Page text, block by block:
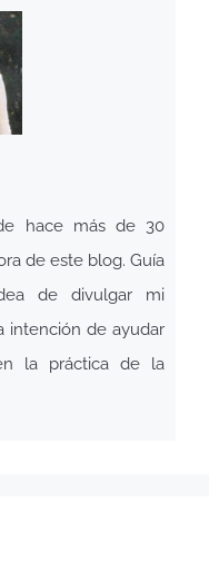
hace más de 30
de este blog. Guía
de divulgar mi
intención de ayudar
la práctica de la